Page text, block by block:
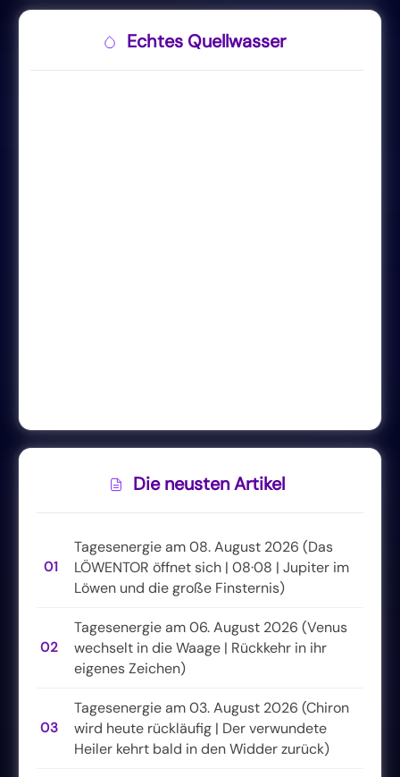
Echtes Quellwasser
Die neusten Artikel
01
Tagesenergie am 08. August 2026 (Das
LÖWENTOR öffnet sich | 08·08 | Jupiter im
Löwen und die große Finsternis)
02
Tagesenergie am 06. August 2026 (Venus
wechselt in die Waage | Rückkehr in ihr
eigenes Zeichen)
03
Tagesenergie am 03. August 2026 (Chiron
wird heute rückläufig | Der verwundete
Heiler kehrt bald in den Widder zurück)